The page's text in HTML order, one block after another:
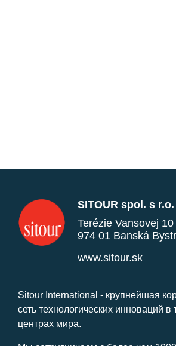
SITOUR spol. s r.o.
Terézie Vansovej 10
974 01 Banská
www.sitour.sk
Sitour International - крупнейшая
сеть технологических инноваций в
центрах мира.